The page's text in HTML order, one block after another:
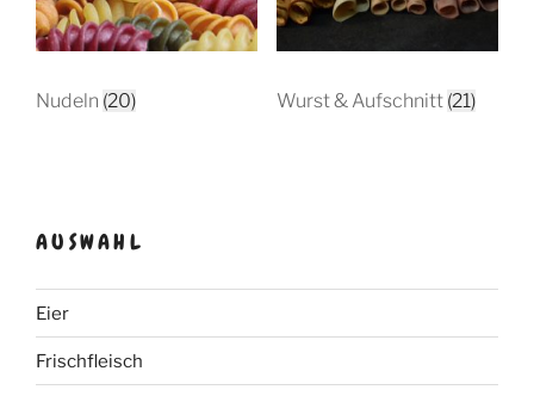
Nudeln (20) Wurst & Aufschnitt (21)
AUSWAHL
Eier
Frischfleisch